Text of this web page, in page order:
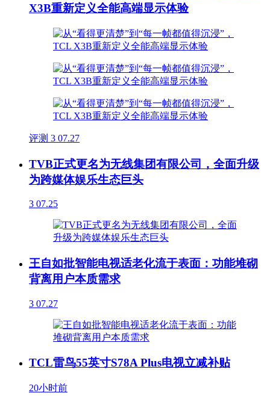
X3B重新定义全能高端显示体验
评测 3 07.27
TVB正式更名为无线集团有限公司，全面升级
为跨媒体娱乐生态巨头
3 07.25
王自如批智能电视适老化流于表面：功能堆砌
背离用户本质需求
3 07.27
TCL雷鸟55英寸S78A Plus电视立减补贴
20小时前